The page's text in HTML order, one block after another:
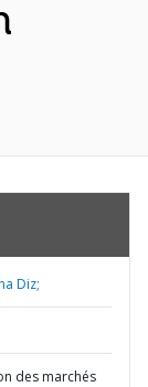
Diz;
des marchés